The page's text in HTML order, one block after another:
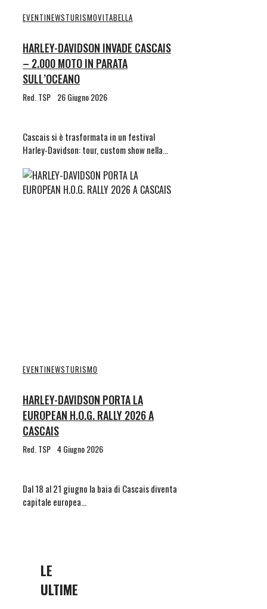
EVENTINEWSTURISMOVITABELLA
HARLEY-DAVIDSON INVADE CASCAIS
– 2.000 MOTO IN PARATA
SULL’OCEANO
Red. TSP 26 Giugno 2026
Cascais si è trasformata in un festival
Harley-Davidson: tour, custom show nella…
EVENTINEWSTURISMO
HARLEY-DAVIDSON PORTA LA
EUROPEAN H.O.G. RALLY 2026 A
CASCAIS
Red. TSP 4 Giugno 2026
Dal 18 al 21 giugno la baia di Cascais diventa
capitale europea…
LE
ULTIME